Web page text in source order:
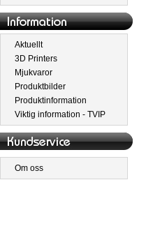
Aktuellt
3D Printers
Mjukvaror
Produktbilder
Produktinformation
Viktig information - TVIP
Om oss